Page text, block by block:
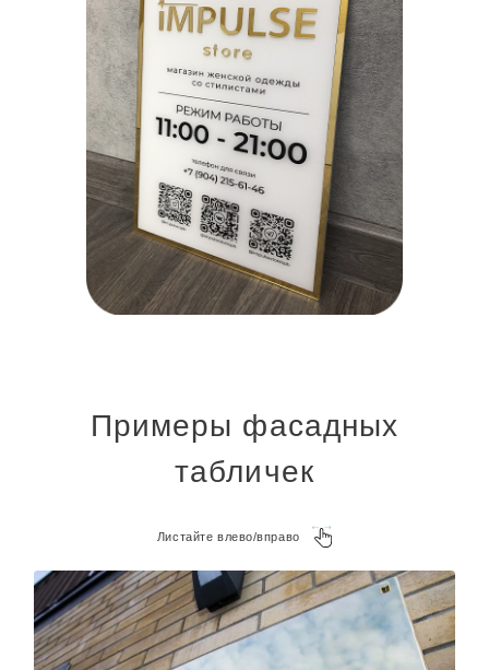
Примеры фасадных
табличек
Листайте влево/вправо